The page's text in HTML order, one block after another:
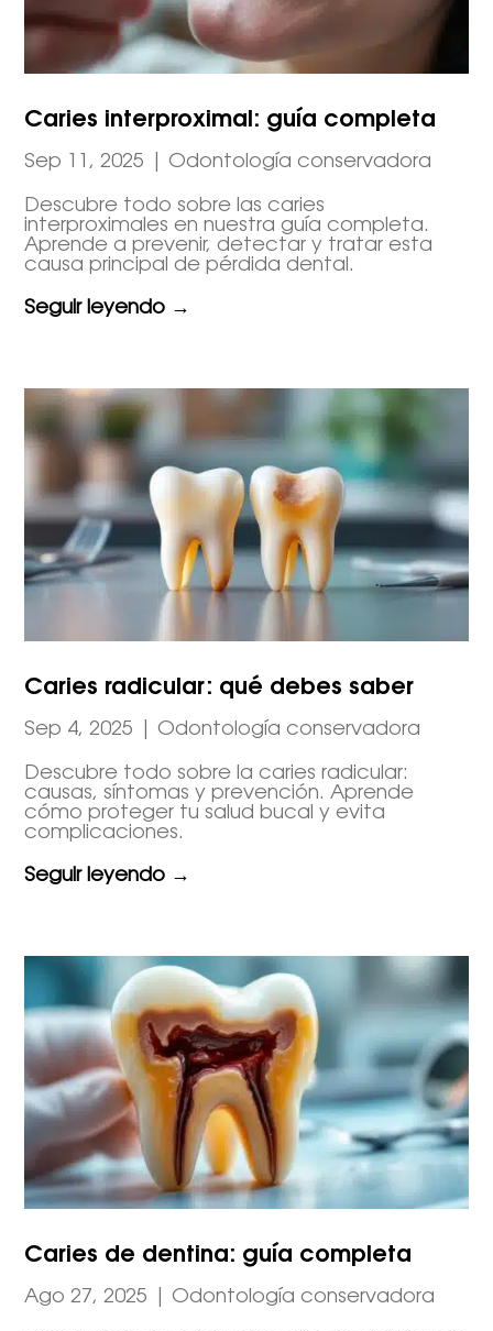
Caries interproximal: guía completa
Sep 11, 2025 |Odontología conservadora
Descubre todo sobre las caries
interproximales en nuestra guía completa.
Aprende a prevenir, detectar y tratar esta
causa principal de pérdida dental.
Seguir leyendo →
Caries radicular: qué debes saber
Sep 4, 2025 |Odontología conservadora
Descubre todo sobre la caries radicular:
causas, síntomas y prevención. Aprende
cómo proteger tu salud bucal y evita
complicaciones.
Seguir leyendo →
Caries de dentina: guía completa
Ago 27, 2025 |Odontología conservadora